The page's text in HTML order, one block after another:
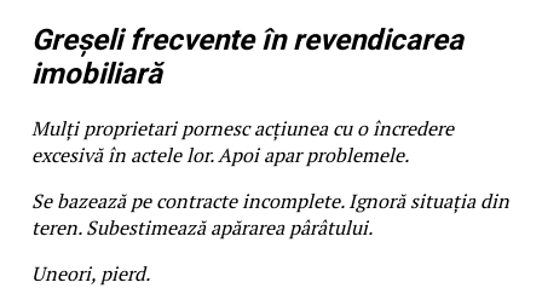
Greșeli frecvente în revendicarea
imobiliară
Mulți proprietari pornesc acțiunea cu o încredere
excesivă în actele lor. Apoi apar problemele.
Se bazează pe contracte incomplete. Ignoră situația din
teren. Subestimează apărarea pârâtului.
Uneori, pierd.